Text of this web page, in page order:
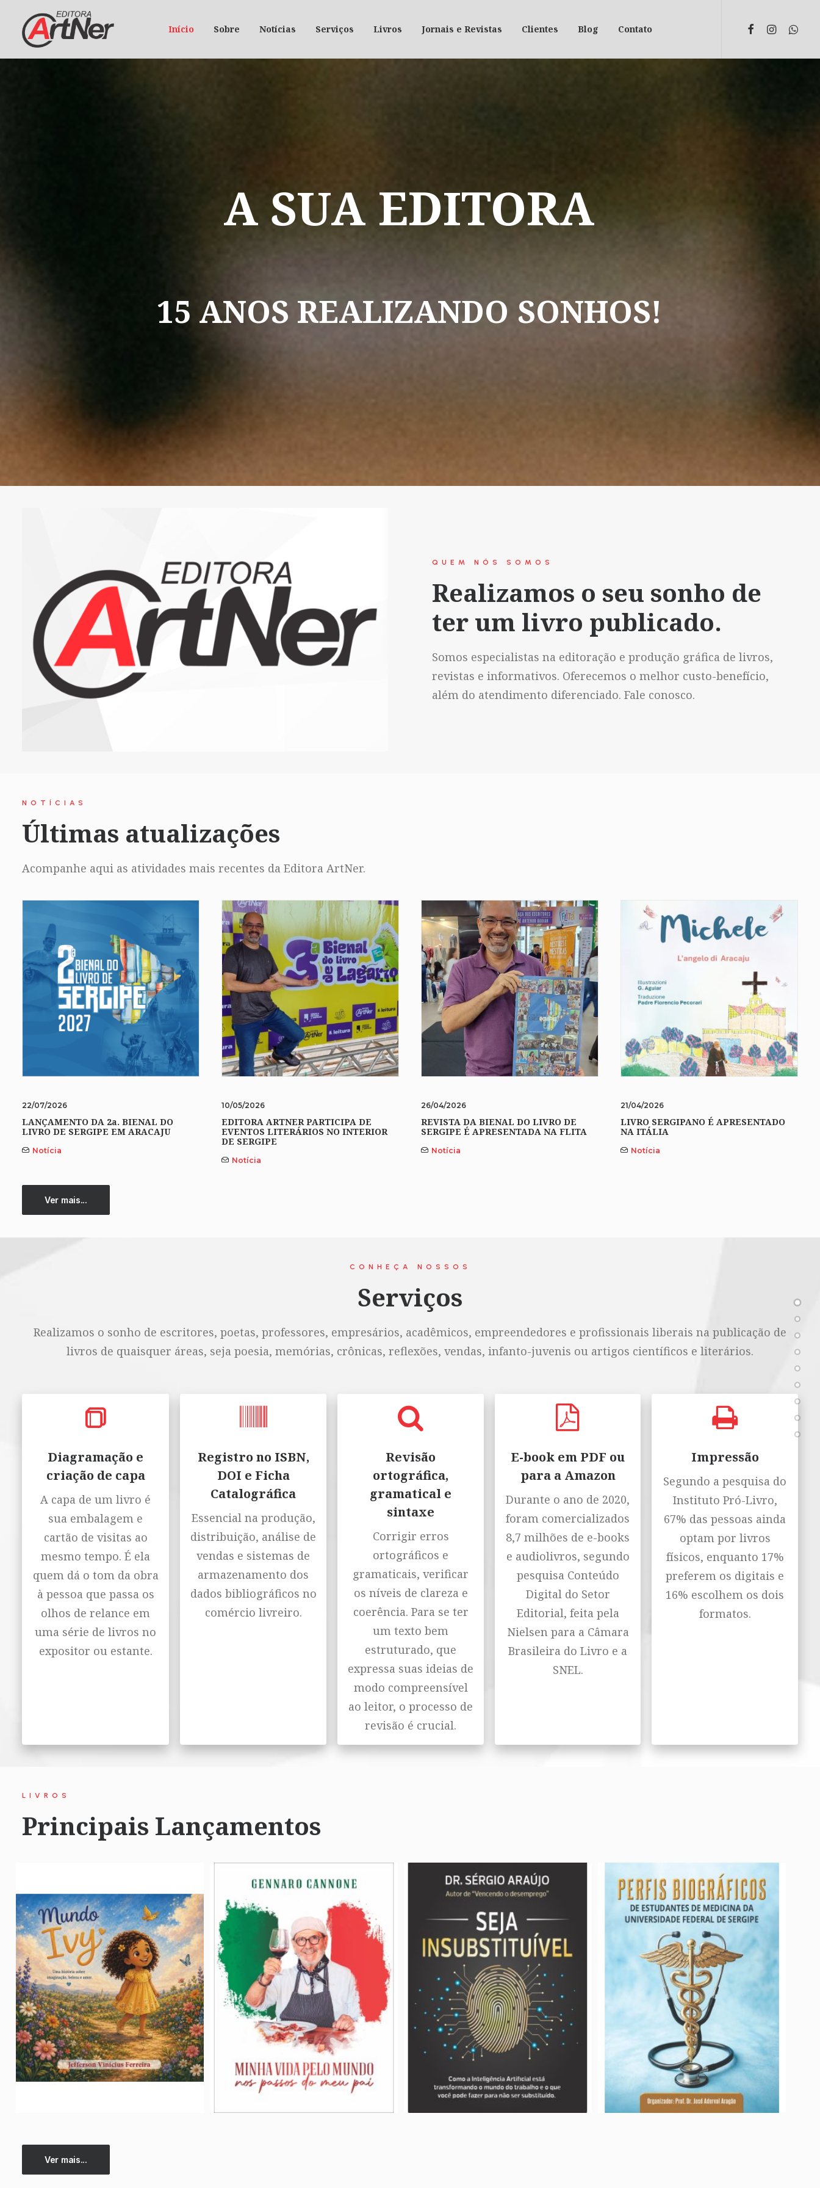
Início Sobre Notícias Serviços Livros Jornais e Revistas Clientes Blog Contato
A SUA EDITORA
15 ANOS REALIZANDO SONHOS!
QUEM NÓS SOMOS
Realizamos o seu sonho de
ter um livro publicado.
Somos especialistas na editoração e produção gráfica de livros,
revistas e informativos. Oferecemos o melhor custo-benefício,
além do atendimento diferenciado. Fale conosco.
NOTÍCIAS
Últimas atualizações
Acompanhe aqui as atividades mais recentes da Editora ArtNer.
22/07/2026
LANÇAMENTO DA 2a. BIENAL DO
LIVRO DE SERGIPE EM ARACAJU
Notícia
10/05/2026
EDITORA ARTNER PARTICIPA DE
EVENTOS LITERÁRIOS NO INTERIOR
DE SERGIPE
Notícia
26/04/2026
REVISTA DA BIENAL DO LIVRO DE
SERGIPE É APRESENTADA NA FLITA
Notícia
21/04/2026
LIVRO SERGIPANO É APRESENTADO
NA ITÁLIA
Notícia
Ver mais...
CONHEÇA NOSSOS
Serviços
Realizamos o sonho de escritores, poetas, professores, empresários, acadêmicos, empreendedores e profissionais liberais na publicação de
livros de quaisquer áreas, seja poesia, memórias, crônicas, reflexões, vendas, infanto-juvenis ou artigos científicos e literários.
Diagramação e
criação de capa
A capa de um livro é
sua embalagem e
cartão de visitas ao
mesmo tempo. É ela
quem dá o tom da obra
à pessoa que passa os
olhos de relance em
uma série de livros no
expositor ou estante.
Registro no ISBN,
DOI e Ficha
Catalográfica
Essencial na produção,
distribuição, análise de
vendas e sistemas de
armazenamento dos
dados bibliográficos no
comércio livreiro.
Revisão
ortográfica,
gramatical e
sintaxe
Corrigir erros
ortográficos e
gramaticais, verificar
os níveis de clareza e
coerência. Para se ter
um texto bem
estruturado, que
expressa suas ideias de
modo compreensível
ao leitor, o processo de
revisão é crucial.
E-book em PDF ou
para a Amazon
Durante o ano de 2020,
foram comercializados
8,7 milhões de e-books
e audiolivros, segundo
pesquisa Conteúdo
Digital do Setor
Editorial, feita pela
Nielsen para a Câmara
Brasileira do Livro e a
SNEL.
Impressão
Segundo a pesquisa do
Instituto Pró-Livro,
67% das pessoas ainda
optam por livros
físicos, enquanto 17%
preferem os digitais e
16% escolhem os dois
formatos.
LIVROS
Principais Lançamentos
Ver mais...